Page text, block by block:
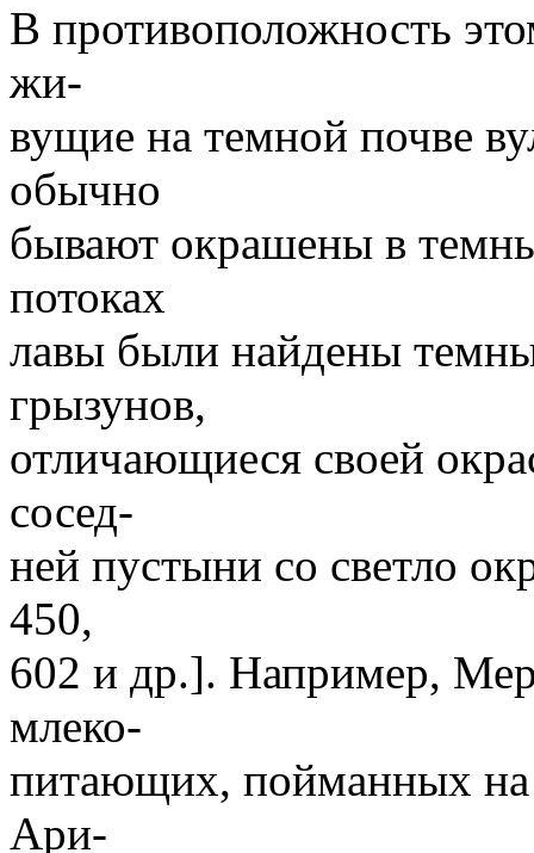
В противоположность
жи-
вущие на темной почве
обычно
бывают окрашены в
потоках
лавы были найдены
грызунов,
отличающиеся своей
сосед-
ней пустыни со светло
450,
602 и др.]. Например,
млеко-
питающих, пойманных на
Ари-